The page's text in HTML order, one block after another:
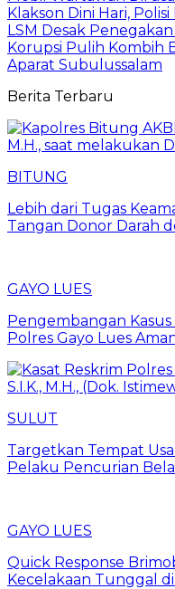
Klakson Dini Hari,
LSM Desak
Korupsi Pulih Kombih
Aparat Subulussalam
Berita Terbaru
BITUNG
Lebih dari Tugas
Tangan Donor Darah
GAYO LUES
Pengembangan
Polres Gayo Lues
SULUT
Targetkan Tempat
Pelaku Pencurian
GAYO LUES
Quick Response
Kecelakaan Tunggal